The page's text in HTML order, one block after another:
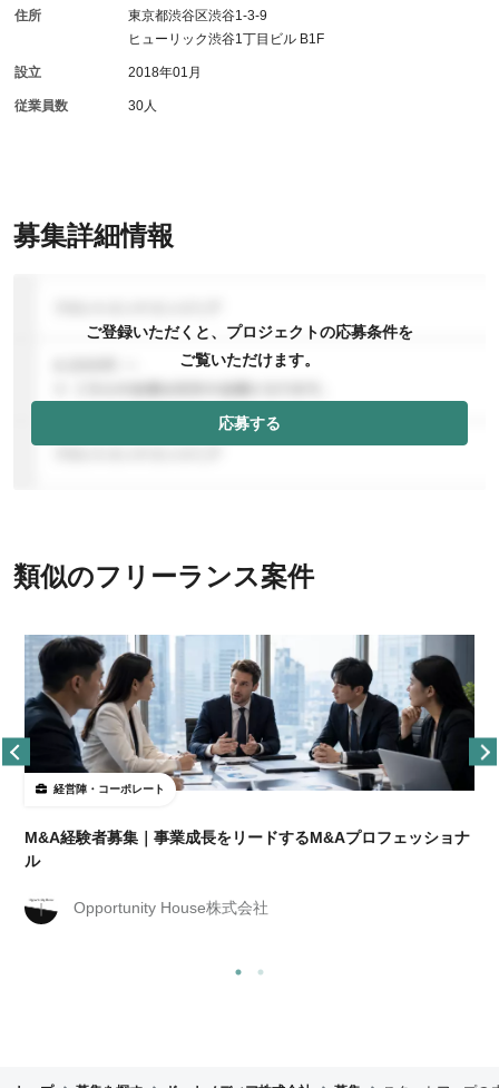
募集詳細情報
ご登録いただくと、プロジェクトの応募条件を
ご覧いただけます。
応募する
住所
東京都渋谷区渋谷1-3-9
ヒューリック渋谷1丁目ビル B1F
設立 2018年01月
従業員数 30人
類似のフリーランス案件
経営陣・コーポレート
M&A経験者募集｜事業成長をリードするM&Aプロフェッショナ
ル
Opportunity House株式会社